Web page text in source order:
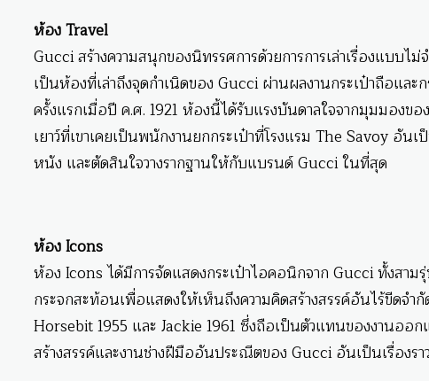
ห้อง Travel
Gucci สร้างความสนุกของนิทรรศการด้วยการการเล่าเรื่องแบบ
เป็นห้องที่เล่าถึงจุดกำเนิดของ Gucci ผ่านผลงานกระเป๋าถือแ
ครั้งแรกเมื่อปี ค.ศ. 1921 ห้องนี้ได้รับแรงบันดาลใจจากมุมมองข
เยาว์ที่เขาเคยเป็นพนักงานยกกระเป๋าที่โรงแรม The Savoy อัน
หนัง และตัดสินใจวางรากฐานให้กับแบรนด์ Gucci ในที่สุด
ห้อง Icons
ห้อง Icons ได้มีการจัดแสดงกระเป๋าไอคอนิกจาก Gucci ทั้งสา
กระจกสะท้อนเพื่อแสดงให้เห็นถึงความคิดสร้างสรรค์อันไร้ขีดจำ
Horsebit 1955 และ Jackie 1961 ซึ่งถือเป็นตัวแทนของงาน
สร้างสรรค์และงานช่างฝีมืออันประณีตของ Gucci อันเป็นเรื่อง